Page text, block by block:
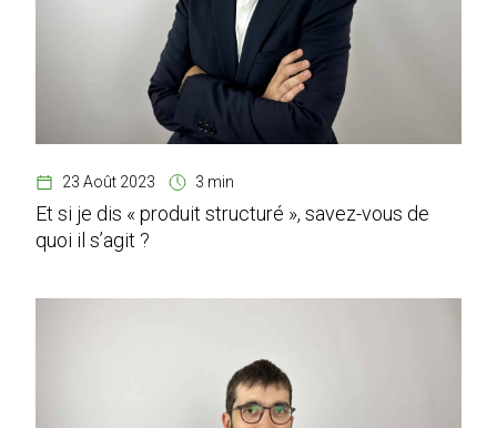
23 Août 2023 3 min
Et si je dis « produit structuré », savez-vous de
quoi il s’agit ?